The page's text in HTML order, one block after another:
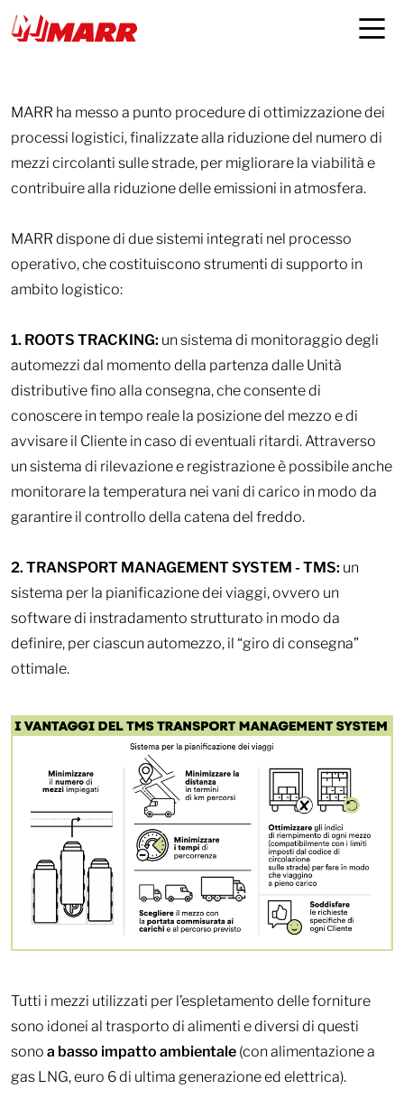
MARR ha messo a punto procedure di ottimizzazione dei
processi logistici, finalizzate alla riduzione del numero di
mezzi circolanti sulle strade, per migliorare la viabilità e
contribuire alla riduzione delle emissioni in atmosfera.
MARR dispone di due sistemi integrati nel processo
operativo, che costituiscono strumenti di supporto in
ambito logistico:
1. ROOTS TRACKING: un sistema di monitoraggio degli
automezzi dal momento della partenza dalle Unità
distributive fino alla consegna, che consente di
conoscere in tempo reale la posizione del mezzo e di
avvisare il Cliente in caso di eventuali ritardi. Attraverso
un sistema di rilevazione e registrazione è possibile anche
monitorare la temperatura nei vani di carico in modo da
garantire il controllo della catena del freddo.
2. TRANSPORT MANAGEMENT SYSTEM -TMS: un
sistema per la pianificazione dei viaggi, ovvero un
software di instradamento strutturato in modo da
definire, per ciascun automezzo, il “giro di consegna”
ottimale.
Tutti i mezzi utilizzati per l’espletamento delle forniture
sono idonei al trasporto di alimenti e diversi di questi
sono a basso impatto ambientale (con alimentazione a
gas LNG, euro 6 di ultima generazione ed elettrica).